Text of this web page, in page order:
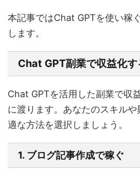
本記事ではChat GPTを使い稼
します。
Chat GPT副業で収益化す
Chat GPTを活用した副業で収
に渡ります。あなたのスキル
適な方法を選択しましょう。
1. ブログ記事作成で稼ぐ